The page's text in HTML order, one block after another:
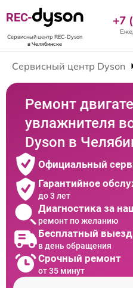
REC-
Сервисный центр REC-Dyson
в Челябинске
+7
Сервисный центр Dyson
Ремонт
увлажнителя
Dyson в
Официальный
Гарантийное
до 3 лет
Диагностика за
ремонт по желанию
Бесплатный выезд
в день обращения
Срочный ремонт
от 35 минут